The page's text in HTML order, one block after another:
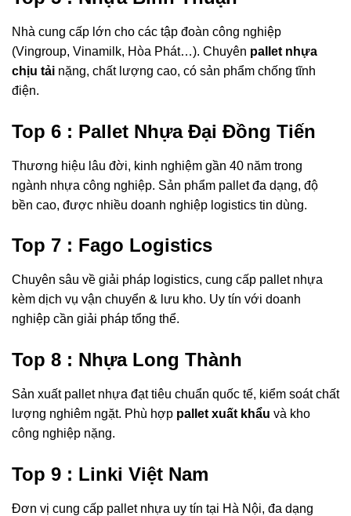
Nhà cung cấp lớn cho các tập đoàn công nghiệp
(Vingroup, Vinamilk, Hòa Phát…). Chuyên pallet nhựa
chịu tải nặng, chất lượng cao, có sản phẩm chống tĩnh
điện.
Top 6 : Pallet Nhựa Đại Đồng Tiến
Thương hiệu lâu đời, kinh nghiệm gần 40 năm trong
ngành nhựa công nghiệp. Sản phẩm pallet đa dạng, độ
bền cao, được nhiều doanh nghiệp logistics tin dùng.
Top 7 : Fago Logistics
Chuyên sâu về giải pháp logistics, cung cấp pallet nhựa
kèm dịch vụ vận chuyển & lưu kho. Uy tín với doanh
nghiệp cần giải pháp tổng thể.
Top 8 : Nhựa Long Thành
Sản xuất pallet nhựa đạt tiêu chuẩn quốc tế, kiểm soát chất
lượng nghiêm ngặt. Phù hợp pallet xuất khẩu và kho
công nghiệp nặng.
Top 9 : Linki Việt Nam
Đơn vị cung cấp pallet nhựa uy tín tại Hà Nội, đa dạng